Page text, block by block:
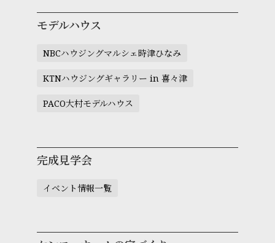
モデルハウス
NBCハウジングマルシェ時津ひなみ
KTNハウジングギャラリー in 喜々津
PACO大村モデルハウス
完成見学会
イベント情報一覧